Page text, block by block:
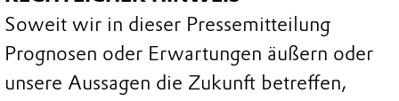
Soweit wir in dieser Pressemitteilung
Prognosen oder Erwartungen äußern oder
unsere Aussagen die Zukunft betreffen,